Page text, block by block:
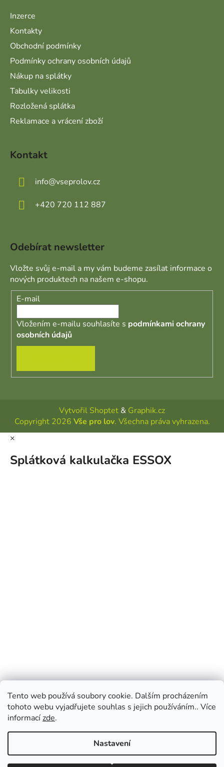
Tento web používá soubory cookie. Dalším procházením
tohoto webu vyjadřujete souhlas s jejich používáním.. Více
informacízde.
Nastavení
Vážení zákazníci, v případě dotazů vás prosíme
Inzerce
Kontakty
Obchodní podmínky
Podmínky ochrany osobních údajů
Nákup na splátky
Tabulky velikosti
Rozložená splátka
Reklamace a vrácení zboží
Kontakt
info@vseprolov.cz
+420 720 112 887
Odebírat newsletter
Vložte svůj e-mail a my vám budeme zasílat informace o
nových produktech na našem e-shopu.
E-mail
Vložením e-mailu souhlasíte s podmínkami ochrany
osobních údajů
Vytvořil Shoptet & Graphik.cz
Copyright 2026 Vše pro lov. Všechna práva vyhrazena.
×
Splátková kalkulačka ESSOX